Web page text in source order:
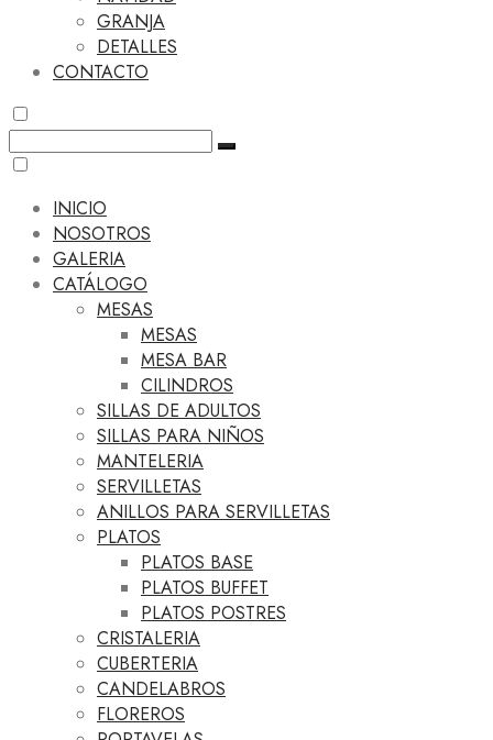
GRANJA
DETALLES
CONTACTO
INICIO
NOSOTROS
GALERIA
CATÁLOGO
MESAS
MESAS
MESA BAR
CILINDROS
SILLAS DE ADULTOS
SILLAS PARA NIÑOS
MANTELERIA
SERVILLETAS
ANILLOS PARA SERVILLETAS
PLATOS
PLATOS BASE
PLATOS BUFFET
PLATOS POSTRES
CRISTALERIA
CUBERTERIA
CANDELABROS
FLOREROS